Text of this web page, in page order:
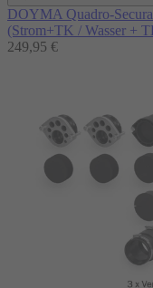
DOYMA Quadro-
(Strom+TK / Wasser +
249,95 €